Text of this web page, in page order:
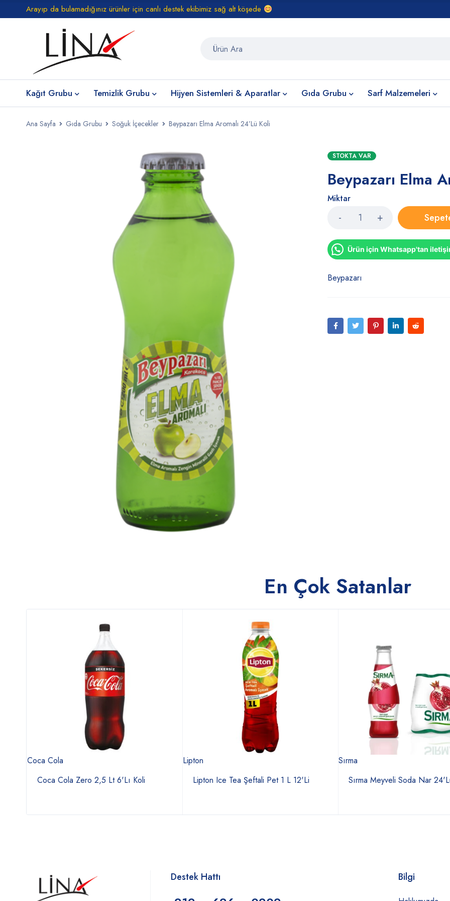
Arayıp da bulamadığınız ürünler için canlı destek ekibimiz sağ alt köşede
Kağıt Grubu Temizlik Grubu Hijyen Sistemleri & Aparatlar Gıda Grubu Sarf Malzemeleri
Ana Sayfa Gıda Grubu Soğuk İçecekler Beypazarı Elma Aromalı 24’Lü Koli
STOKTA VAR
Beypazarı Elma
Miktar
Ürün için Whatsapp'tan
Beypazarı
En Çok Satanlar
Coca Cola
Coca Cola Zero 2,5 Lt 6'Lı Koli
Lipton
Lipton Ice Tea Şeftali Pet 1 L 12'Li
Sırma
Sırma Meyveli Soda Nar
Destek Hattı Bilgi